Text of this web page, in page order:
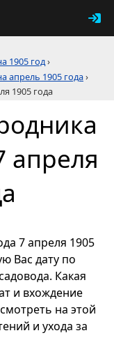
1905 год›
апрель 1905 года›
1905 года
апреля
7 апреля 1905
Вас дату по
Какая
и вхождение
на этой
и ухода за